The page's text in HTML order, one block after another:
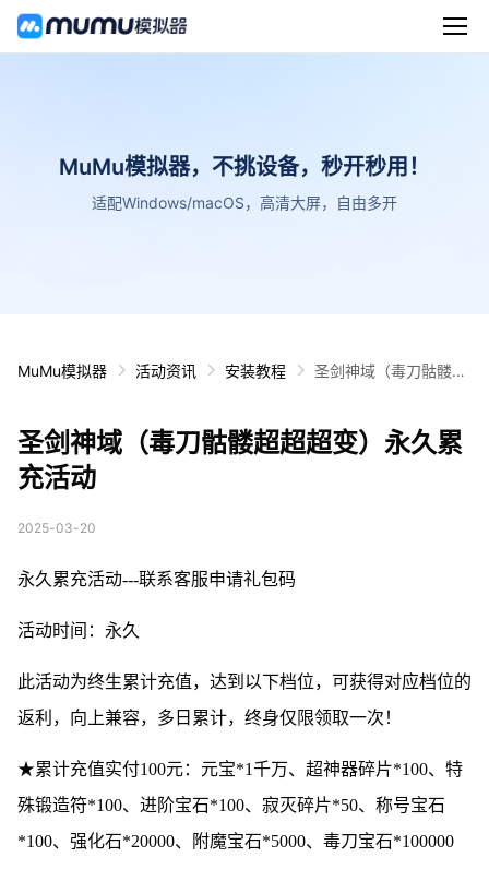
MuMu模拟器，不挑设备，秒开秒用！
适配Windows/macOS，高清大屏，自由多开
MuMu模拟器 活动资讯 安装教程
圣剑神域（毒刀骷髅超
圣剑神域（毒刀骷髅超超超变）永久累
充活动
2025-03-20
永久累充活动---联系客服申请礼包码
活动时间：永久
此活动为终生累计充值，达到以下档位，可获得对应档位的
返利，向上兼容，多日累计，终身仅限领取一次！
★累计充值实付100元：元宝*1千万、超神器碎片*100、特
殊锻造符*100、进阶宝石*100、寂灭碎片*50、称号宝石
*100、强化石*20000、附魔宝石*5000、毒刀宝石*100000